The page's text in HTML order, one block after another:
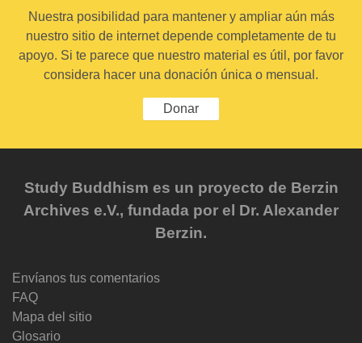
Nuestra posibilidad para mantener y ampliar aún más
nuestro sitio de internet depende completamente de tu
apoyo. Si te parece que nuestro material es útil, por favor
considera hacer una donación única o mensual.
Donar
Study Buddhism es un proyecto de Berzin
Archives e.V., fundada por el Dr. Alexander
Berzin.
Envíanos tus comentarios
FAQ
Mapa del sitio
Glosario